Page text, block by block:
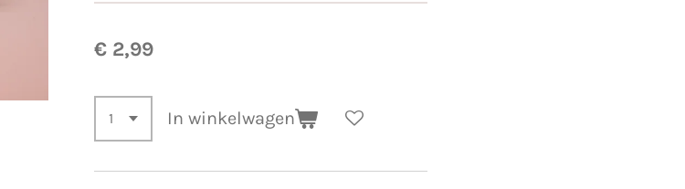
€ 2,99
In winkelwagen